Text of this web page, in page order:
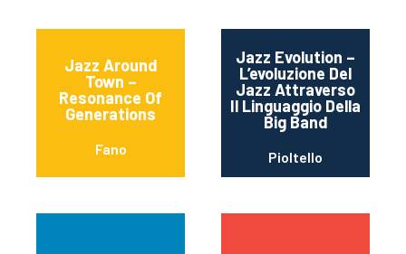
Jazz Around
Town –
Resonance Of
Generations
Fano
Jazz Evolution –
L’evoluzione Del
Jazz Attraverso
Il Linguaggio Della
Big Band
Pioltello